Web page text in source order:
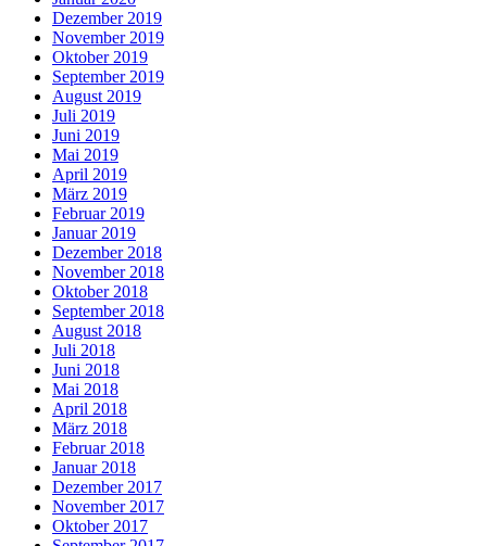
Dezember 2019
November 2019
Oktober 2019
September 2019
August 2019
Juli 2019
Juni 2019
Mai 2019
April 2019
März 2019
Februar 2019
Januar 2019
Dezember 2018
November 2018
Oktober 2018
September 2018
August 2018
Juli 2018
Juni 2018
Mai 2018
April 2018
März 2018
Februar 2018
Januar 2018
Dezember 2017
November 2017
Oktober 2017